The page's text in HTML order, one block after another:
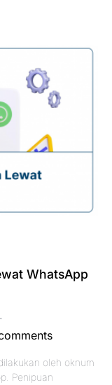
WhatsApp
oleh oknum
Penipuan